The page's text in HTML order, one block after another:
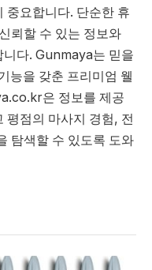
중요합니다. 단순한 휴
뢰할 수 있는 정보와
니다. Gunmaya는 믿을
능을 갖춘 프리미엄 웰
은 정보를 제공
평점의 마사지 경험, 전
탐색할 수 있도록 도와